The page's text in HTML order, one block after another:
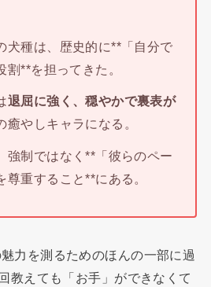
犬種は、歴史的に**「自分で
割**を担ってきた。
退屈に強く、穏やかで裏表が
癒やしキャラになる。
強制ではなく**「彼らのペー
尊重すること**にある。
力を測るためのほんの一部に過
教えても「お手」ができなくて